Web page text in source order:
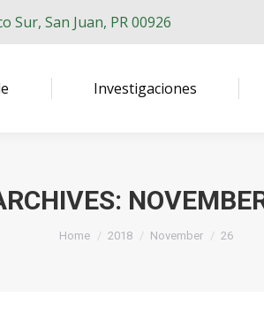
Sur, San Juan, PR 00926
Investigaciones
You are here:
Home 2018 November 26